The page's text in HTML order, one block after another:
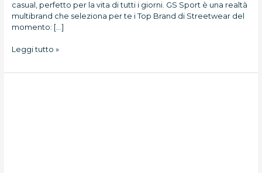
casual, perfetto per la vita di tutti i giorni. GS Sport è una realtà
multibrand che seleziona per te i Top Brand di Streetwear del
momento: […]
Leggi tutto »